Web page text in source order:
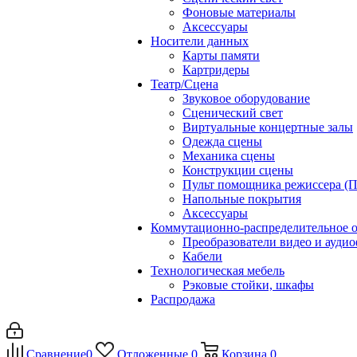
Фоновые материалы
Аксессуары
Носители данных
Карты памяти
Картридеры
Театр/Сцена
Звуковое оборудование
Сценический свет
Виртуальные концертные залы
Одежда сцены
Механика сцены
Конструкции сцены
Пульт помощника режиссера
Напольные покрытия
Аксессуары
Коммутационно-распределительное
Преобразователи видео и
Кабели
Технологическая мебель
Рэковые стойки, шкафы
Распродажа
Сравнение0 Отложенные 0 Корзина 0